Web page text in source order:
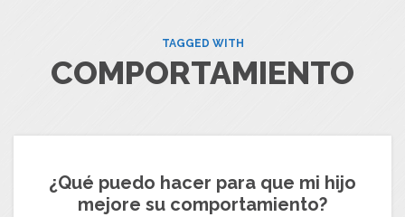
TAGGED WITH
COMPORTAMIENTO
¿Qué puedo hacer para que mi hijo
mejore su comportamiento?